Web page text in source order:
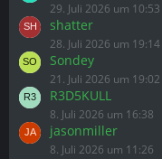
29. Juli 2026 um 10:53
shatter
28. Juli 2026 um 19:14
Sondey
21. Juli 2026 um 19:02
R3D5KULL
8. Juli 2026 um 16:38
jasonmiller
8. Juli 2026 um 11:26